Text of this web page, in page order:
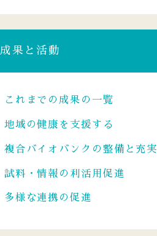
成果と活動
これまでの成果の一覧
地域の健康を支援する
複合バイオバンクの整備と充実
試料・情報の利活用促進
多様な連携の促進